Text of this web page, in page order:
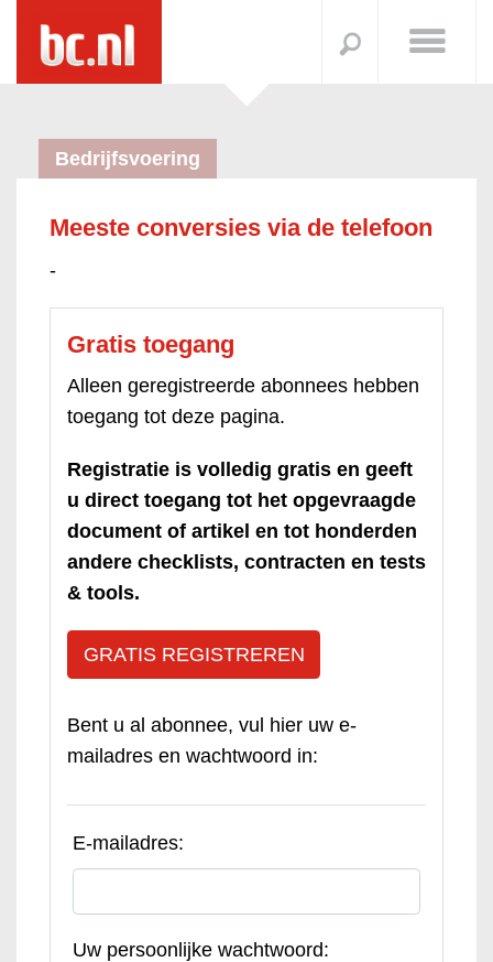
Bedrijfsvoering
Meeste conversies via de telefoon
-
Gratis toegang
Alleen geregistreerde abonnees hebben
toegang tot deze pagina.
Registratie is volledig gratis en geeft
u direct toegang tot het opgevraagde
document of artikel en tot honderden
andere checklists, contracten en tests
& tools.
GRATIS REGISTREREN
Bent u al abonnee, vul hier uw e-
mailadres en wachtwoord in:
E-mailadres:
Uw persoonlijke wachtwoord: